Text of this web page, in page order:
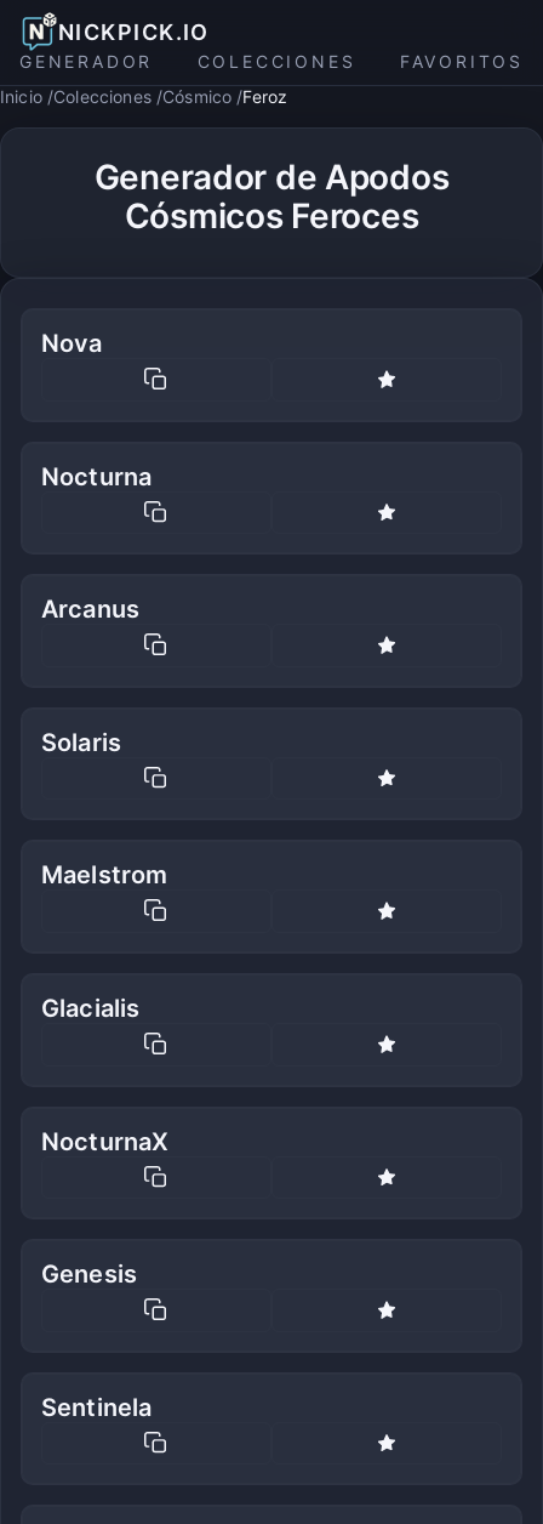
NICKPICK.IO
GENERADOR COLECCIONES
FAVORITOS
Inicio Colecciones Cósmico Feroz
Generador de Apodos
Cósmicos Feroces
Nova
Nocturna
Arcanus
Solaris
Maelstrom
Glacialis
NocturnaX
Genesis
Sentinela